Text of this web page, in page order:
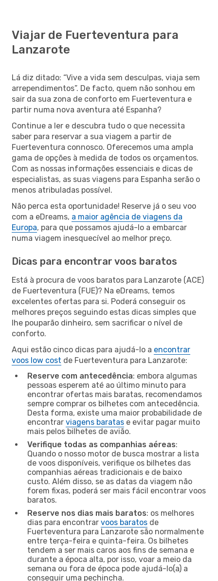
Viajar de Fuerteventura para
Lanzarote
Lá diz ditado: “Vive a vida sem desculpas, viaja sem
arrependimentos”. De facto, quem não sonhou em
sair da sua zona de conforto em Fuerteventura e
partir numa nova aventura até Espanha?
Continue a ler e descubra tudo o que necessita
saber para reservar a sua viagem a partir de
Fuerteventura connosco. Oferecemos uma ampla
gama de opções à medida de todos os orçamentos.
Com as nossas informações essenciais e dicas de
especialistas, as suas viagens para Espanha serão o
menos atribuladas possível.
Não perca esta oportunidade! Reserve já o seu voo
com a eDreams, a maior agência de viagens da
Europa, para que possamos ajudá-lo a embarcar
numa viagem inesquecível ao melhor preço.
Dicas para encontrar voos baratos
Está à procura de voos baratos para Lanzarote (ACE)
de Fuerteventura (FUE)? Na eDreams, temos
excelentes ofertas para si. Poderá conseguir os
melhores preços seguindo estas dicas simples que
lhe pouparão dinheiro, sem sacrificar o nível de
conforto.
Aqui estão cinco dicas para ajudá-lo a encontrar
voos low cost de Fuerteventura para Lanzarote:
Reserve com antecedência: embora algumas
pessoas esperem até ao último minuto para
encontrar ofertas mais baratas, recomendamos
sempre comprar os bilhetes com antecedência.
Desta forma, existe uma maior probabilidade de
encontrar viagens baratas e evitar pagar muito
mais pelos bilhetes de avião.
Verifique todas as companhias aéreas:
Quando o nosso motor de busca mostrar a lista
de voos disponíveis, verifique os bilhetes das
companhias aéreas tradicionais e de baixo
custo. Além disso, se as datas da viagem não
forem fixas, poderá ser mais fácil encontrar voos
baratos.
Reserve nos dias mais baratos: os melhores
dias para encontrar voos baratos de
Fuerteventura para Lanzarote são normalmente
entre terça-feira e quinta-feira. Os bilhetes
tendem a ser mais caros aos fins de semana e
durante a época alta, por isso, voar a meio da
semana ou fora de época pode ajudá-lo(a) a
conseguir uma pechincha.